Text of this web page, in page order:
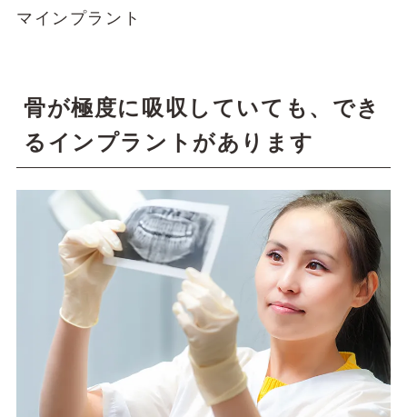
マインプラント
骨が極度に吸収していても、でき
るインプラントがあります